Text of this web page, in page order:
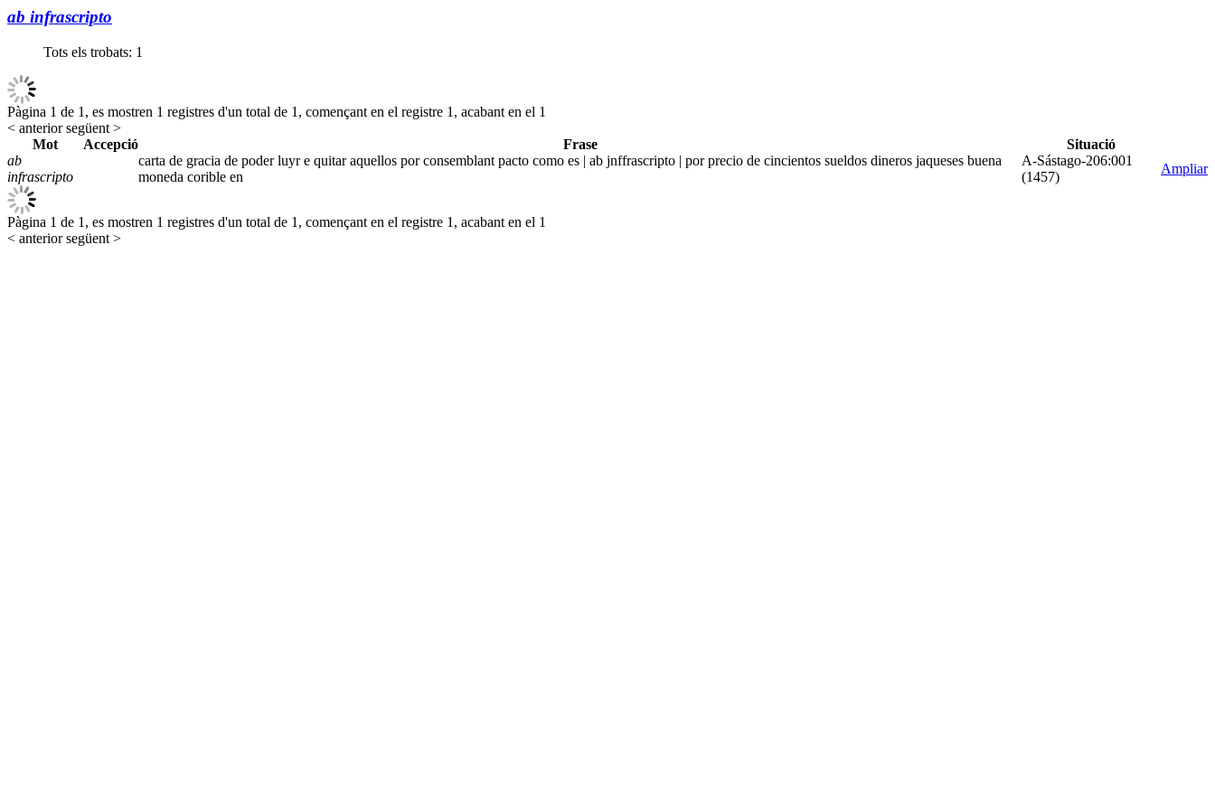
ab infrascripto
Tots els trobats: 1
Pàgina 1 de 1, es mostren 1 registres d'un total de 1, començant en el registre 1, acabant en el 1
< anteriorsegüent >
Mot
Accepció Frase
Situació
ab
infrascripto
carta de gracia de poder luyr e quitar aquellos por consemblant pacto como es | ab jnffrascripto | por precio de cincientos sueldos dineros jaqueses buena
moneda corible en
A-Sástago-206:001
(1457)
Ampliar
Pàgina 1 de 1, es mostren 1 registres d'un total de 1, començant en el registre 1, acabant en el 1
< anteriorsegüent >